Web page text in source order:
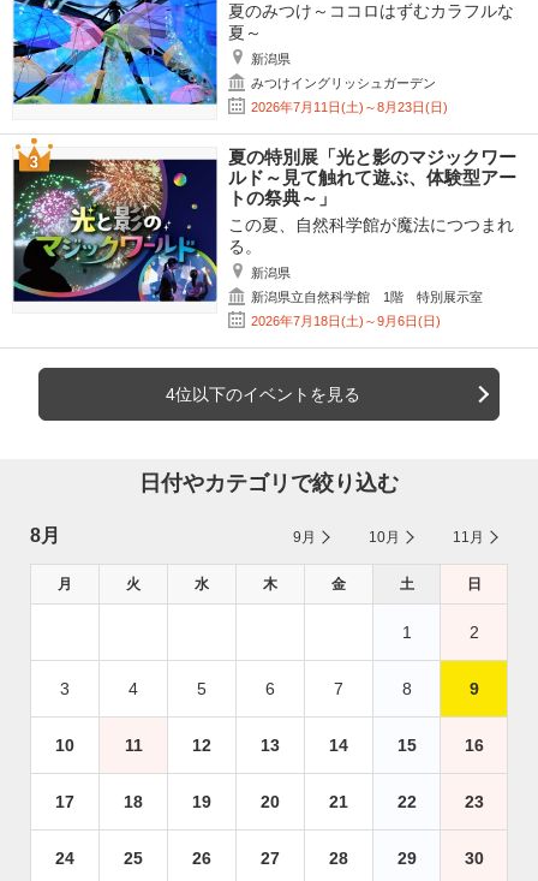
夏のみつけ～ココロはずむカラフルな
夏～
新潟県
みつけイングリッシュガーデン
2026年7月11日(土)～8月23日(日)
夏の特別展「光と影のマジックワー
ルド～見て触れて遊ぶ、体験型アー
トの祭典～」
この夏、自然科学館が魔法につつまれ
る。
新潟県
新潟県立自然科学館 1階 特別展示室
2026年7月18日(土)～9月6日(日)
4位以下のイベントを見る
日付やカテゴリで絞り込む
8月 9月 10月 11月
月 火 水 木 金 土 日
1 2
3 4 5 6 7 8 9
10 11 12 13 14 15 16
17 18 19 20 21 22 23
24 25 26 27 28 29 30